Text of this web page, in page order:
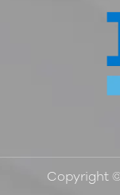
Copyright